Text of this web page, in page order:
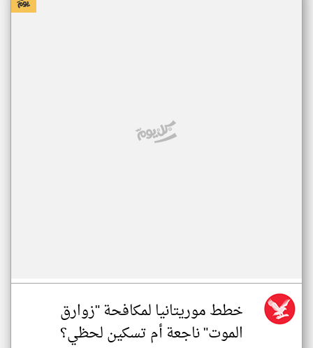
خطط موريتانيا لمكافحة "زوارق
الموت" ناجعة أم تسكين لحظي؟